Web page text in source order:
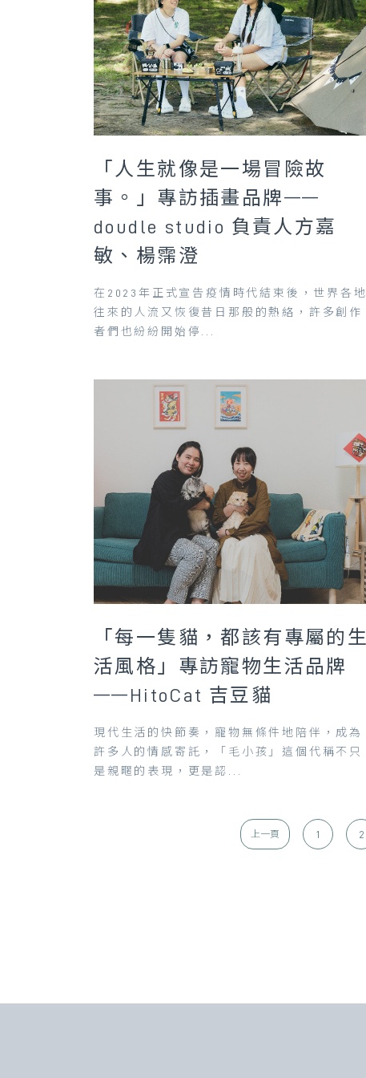
「人生就像是一場冒險故
事。」專訪插畫品牌——
doudle studio 負責人方嘉
敏、楊霈澄
在2023年正式宣告疫情時代結束後，世界各地
往來的人流又恢復昔日那般的熱絡，許多創作
者們也紛紛開始停...
「每一隻貓，都該有專屬的生
活風格」專訪寵物生活品牌
——HitoCat 吉豆貓
現代生活的快節奏，寵物無條件地陪伴，成為
許多人的情感寄託，「毛小孩」這個代稱不只
是親暱的表現，更是認...
上一頁 1 2